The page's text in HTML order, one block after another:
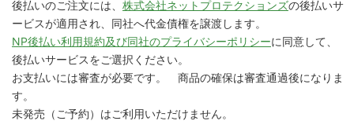
後払いのご注文には、 株式会社ネットプロテクションズの後払いサ
ービスが適用され、同社へ代金債権を譲渡します。
NP後払い利用規約及び同社のプライバシーポリシーに同意して、
後払いサービスをご選択ください。
お支払いには審査が必要です。 商品の確保は審査通過後になりま
す。
未発売（ご予約）はご利用いただけません。